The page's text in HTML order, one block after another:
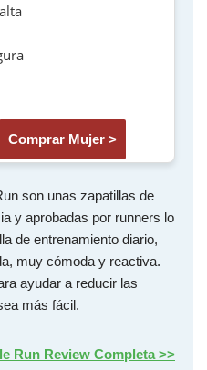
Comprar Mujer >
son unas zapatillas de
y aprobadas por runners lo
de entrenamiento diario,
muy cómoda y reactiva.
ayudar a reducir las
más fácil.
Run Review Completa >>